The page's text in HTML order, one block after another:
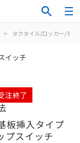
> タクタイル/ロッカー/ディ
イッチ
注終了
板挿入タイプ
プスイッチ